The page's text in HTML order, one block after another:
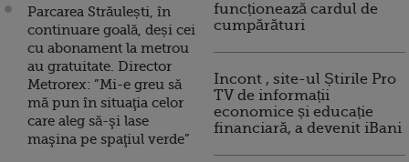
Parcarea Străulești, în
continuare goală, deși cei
cu abonament la metrou
au gratuitate. Director
Metrorex: ”Mi-e greu să
mă pun în situaţia celor
care aleg să-şi lase
maşina pe spaţiul verde”
funcționează cardul de
cumpărături
Incont , site-ul Știrile Pro
TV de informații
economice și educație
financiară, a devenit iBani